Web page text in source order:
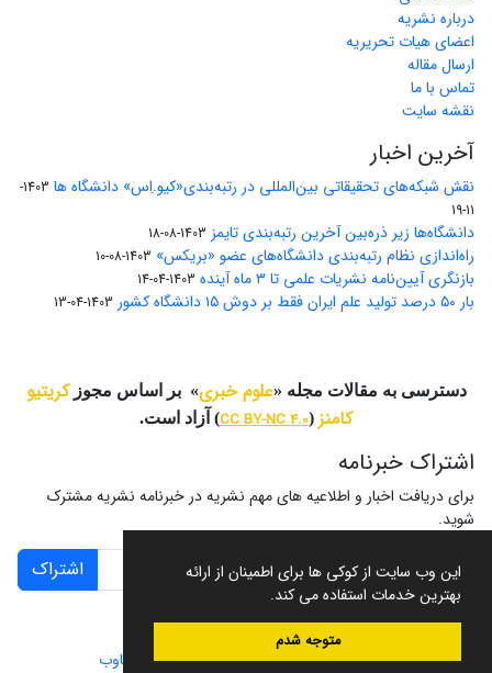
این وب سایت از کوکی ها برای اطمینان از ارائه
بهترین خدمات استفاده می کند.
متوجه شدم
درباره نشریه
اعضای هیات تحریریه
ارسال مقاله
تماس با ما
نقشه سایت
آخرین اخبار
نقش شبکه‌های تحقیقاتی بین‌المللی در رتبه‌بندی«کیو.اِس» دانشگاه ها
1403-
11-19
دانشگاه‌ها زیر ذره‌بین آخرین رتبه‌بندی تایمز 1403-08-18
راه‌اندازی نظام رتبه‌بندی دانشگاه‌‌های عضو «بریکس» 1403-08-10
بازنگری آیین‌نامه نشریات علمی تا ۳ ماه آینده 1403-04-14
بار ۵۰ درصد تولید علم ایران فقط بر دوش ۱۵ دانشگاه کشور 1403-04-13
دسترسی به مقالات مجله «علوم خبری» بر اساس مجوزکریتیو
کامنز (
CC BY-NC 4.0) آزاد است.
اشتراک خبرنامه
برای دریافت اخبار و اطلاعیه های مهم نشریه در خبرنامه نشریه مشترک
شوید.
اشتراک
سامانه مدیریت نشریات علمی.طراحی و پیاده سازی از سیناوب